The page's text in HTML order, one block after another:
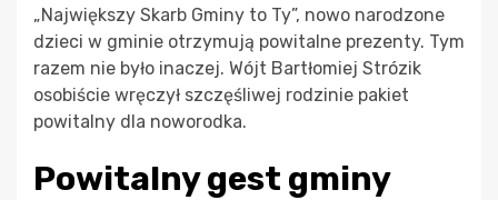
„Największy Skarb Gminy to Ty”, nowo narodzone
dzieci w gminie otrzymują powitalne prezenty. Tym
razem nie było inaczej. Wójt Bartłomiej Strózik
osobiście wręczył szczęśliwej rodzinie pakiet
powitalny dla noworodka.
Powitalny gest gminy